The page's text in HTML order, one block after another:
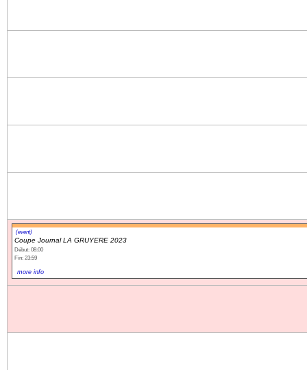
(event)
Coupe Journal LA GRUYERE 2023
Début: 08:00
Fin: 23:59
more info